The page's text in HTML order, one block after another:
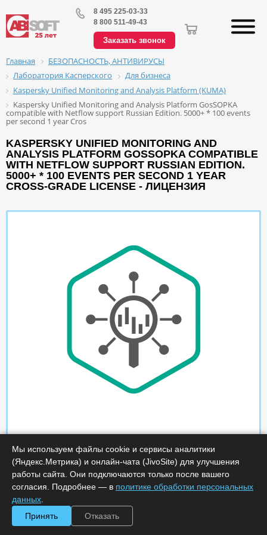
8 495 225-03-33
8 800 511-49-43
Заказать звонок
Главная
БЕЗОПАСНОСТЬ, АНТИВИРУСЫ
Лаборатория Касперского
Для бизнеса
Kaspersky Unified Monitoring and Analysis Platform (KUMA)
Kaspersky Unified Monitoring and Analysis Platform GosSOPKA
compatible with Netflow support Russian Edition. 5000+ * 100 events
per second 1 year Cros
KASPERSKY UNIFIED MONITORING AND
ANALYSIS PLATFORM GOSSOPKA COMPATIBLE
WITH NETFLOW SUPPORT RUSSIAN EDITION.
5000+ * 100 EVENTS PER SECOND 1 YEAR
CROSS-GRADE LICENSE - ЛИЦЕНЗИЯ
Мы используем файлы cookie и сервисы аналитики
(Яндекс.Метрика) и онлайн-чата (JivoSite) для улучшения
работы сайта. Они подключаются только после вашего
согласия. Подробнее — в политике обработки персональных
данных
Принять
Отказать